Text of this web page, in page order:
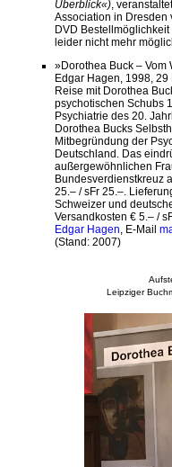
Überblick«) ,
Association in Dresden
DVD
leider nicht mehr
»Dorothea Buck – Vom
Edgar Hagen, 1998,
Reise mit Dorothea
psychotischen Schubs
Psychiatrie des 20.
Dorothea Bucks
Mitbegründung der
Deutschland. Das
außergewöhnlichen
Bundesverdienstkreuz
25.– / sFr 25.–.
Schweizer und
Versandkosten € 5.– /
Edgar Hagen , E-Mail
(Stand: 2007)
Leipziger